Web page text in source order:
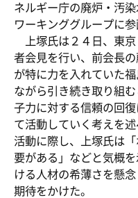
ネルギー庁の廃炉・汚
ワーキンググループに参
上塚氏は２４日、東
者会見を行い、前会長の
が特に力を入れていた
ながら引き続き取り組
子力に対する信頼の回
て活動していく考えを
活動に際し、上塚氏は
要がある」などと気概
ける人材の希薄さを懸
期待をかけた。